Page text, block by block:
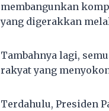
membangunkan
yang digerakkan
Tambahnya lagi,
rakyat yang
Terdahulu, Presiden